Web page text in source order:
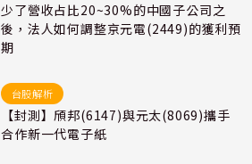
少了營收占比20~30%的中國子公司之
後，法人如何調整京元電(2449)的獲利預
期
台股解析
【封測】頎邦(6147)與元太(8069)攜手
合作新一代電子紙